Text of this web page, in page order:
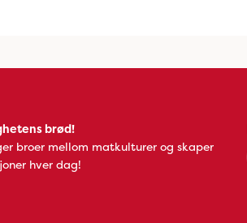
brød!
broer mellom matkulturer og skaper
hver dag!